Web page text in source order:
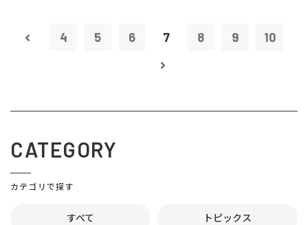
4 5 6 7 8 9 10
CATEGORY
カテゴリで探す
すべて トピックス